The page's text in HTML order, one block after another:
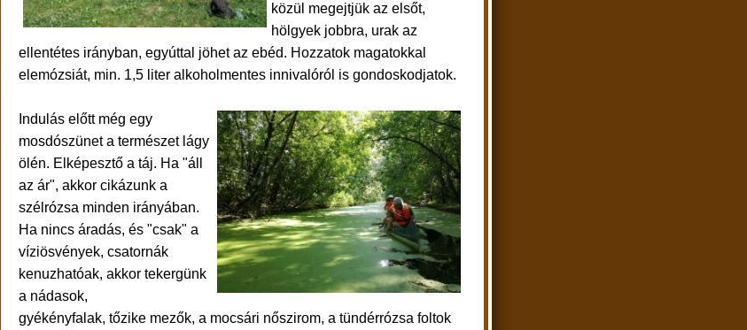
közül megejtjük az elsőt,
hölgyek jobbra, urak az
ellentétes irányban, egyúttal jöhet az ebéd. Hozzatok magatokkal
elemózsiát, min. 1,5 liter alkoholmentes innivalóról is gondoskodjatok.
Indulás előtt még egy
mosdószünet a természet lágy
ölén. E lképesztő a táj. Ha "áll
az ár", akkor cikázunk a
szélrózsa minden irányában.
Ha nincs áradás, és "csak" a
víziösvények, csatornák
kenuzhatóak, akkor tekergünk
a nádasok,
gyékényfalak, tőzike mezők, a mocsári nőszirom, a tündérrózsa foltok